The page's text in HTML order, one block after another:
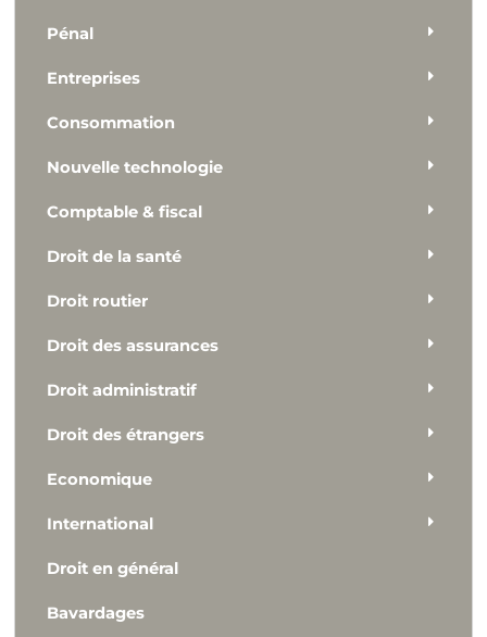
Pénal
Entreprises
Consommation
Nouvelle technologie
Comptable & fiscal
Droit de la santé
Droit routier
Droit des assurances
Droit administratif
Droit des étrangers
Economique
International
Droit en général
Bavardages